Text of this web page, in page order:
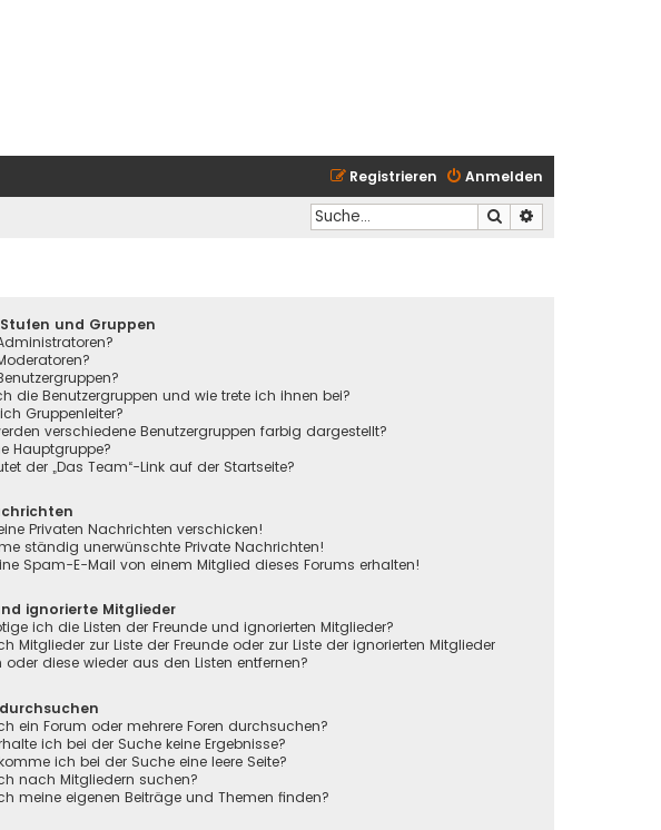
Anmelden
Registrieren
Suche
und Gruppen
die Benutzergruppen und wie trete ich ihnen bei?
Gruppenleiter?
verschiedene Benutzergruppen farbig dargestellt?
Hauptgruppe?
der „Das Team“-Link auf der Startseite?
Privaten Nachrichten verschicken!
ständig unerwünschte Private Nachrichten!
Spam-E-Mail von einem Mitglied dieses Forums erhalten!
ignorierte Mitglieder
ich die Listen der Freunde und ignorierten Mitglieder?
Mitglieder zur Liste der Freunde oder zur Liste der ignorierten Mitglieder
oder diese wieder aus den Listen entfernen?
ein Forum oder mehrere Foren durchsuchen?
ich bei der Suche keine Ergebnisse?
ich bei der Suche eine leere Seite?
nach Mitgliedern suchen?
meine eigenen Beiträge und Themen finden?